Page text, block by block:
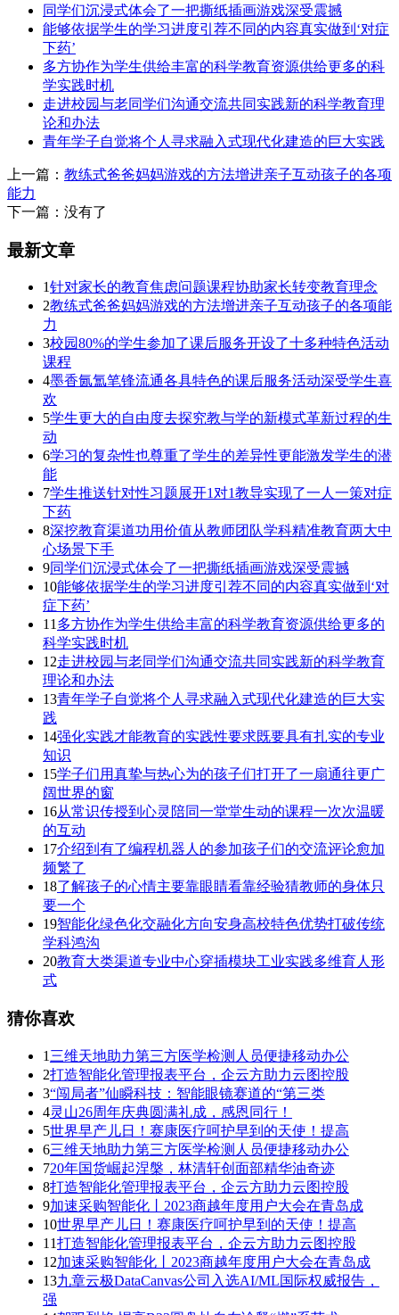
同学们沉浸式体会了一把撕纸插画游戏深受震撼
能够依据学生的学习进度引荐不同的内容真实做到‘对症
下药’
多方协作为学生供给丰富的科学教育资源供给更多的科
学实践时机
走进校园与老同学们沟通交流共同实践新的科学教育理
论和办法
青年学子自觉将个人寻求融入式现代化建造的巨大实践
上一篇： 教练式爸爸妈妈游戏的方法增进亲子互动孩子的各项
能力
下一篇：没有了
最新文章
1针对家长的教育焦虑问题课程协助家长转变教育理念
2教练式爸爸妈妈游戏的方法增进亲子互动孩子的各项能
力
3校园80%的学生参加了课后服务开设了十多种特色活动
课程
4墨香氤氲笔锋流通各具特色的课后服务活动深受学生喜
欢
5学生更大的自由度去探究教与学的新模式革新过程的生
动
6学习的复杂性也尊重了学生的差异性更能激发学生的潜
能
7学生推送针对性习题展开1对1教导实现了一人一策对症
下药
8深挖教育渠道功用价值从教师团队学科精准教育两大中
心场景下手
9同学们沉浸式体会了一把撕纸插画游戏深受震撼
10能够依据学生的学习进度引荐不同的内容真实做到‘对
症下药’
11 多方协作为学生供给丰富的科学教育资源供给更多的
科学实践时机
12走进校园与老同学们沟通交流共同实践新的科学教育
理论和办法
13青年学子自觉将个人寻求融入式现代化建造的巨大实
践
14强化实践才能教育的实践性要求既要具有扎实的专业
知识
15学子们用真挚与热心为的孩子们打开了一扇通往更广
阔世界的窗
16从常识传授到心灵陪同一堂堂生动的课程一次次温暖
的互动
17介绍到有了编程机器人的参加孩子们的交流评论愈加
频繁了
18了解孩子的心情主要靠眼睛看靠经验猜教师的身体只
要一个
19智能化绿色化交融化方向安身高校特色优势打破传统
学科鸿沟
20教育大类渠道专业中心穿插模块工业实践多维育人形
式
猜你喜欢
1 三维天地助力第三方医学检测人员便捷移动办公
2打造智能化管理报表平台，企云方助力云图控股
3“闯局者”仙瞬科技：智能眼镜赛道的“第三类
4灵山26周年庆典圆满礼成，感恩同行！
5世界早产儿日！赛康医疗呵护早到的天使！提高
6三维天地助力第三方医学检测人员便捷移动办公
720年国货崛起涅槃，林清轩创面部精华油奇迹
8打造智能化管理报表平台，企云方助力云图控股
9加速采购智能化丨2023商越年度用户大会在青岛成
10世界早产儿日！赛康医疗呵护早到的天使！提高
11打造智能化管理报表平台，企云方助力云图控股
12加速采购智能化丨2023商越年度用户大会在青岛成
13九章云极DataCanvas公司入选AI/ML国际权威报告，
强